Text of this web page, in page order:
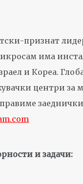
признат
има
и Кореа.
центри за
и задачи: